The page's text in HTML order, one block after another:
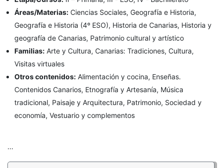
Áreas/Materias: Ciencias Sociales, Geografía e Historia,
Geografía e Historia (4º ESO), Historia de Canarias, Historia y
geografía de Canarias, Patrimonio cultural y artístico
Familias: Arte y Cultura, Canarias: Tradiciones, Cultura,
Visitas virtuales
Otros contenidos: Alimentación y cocina, Enseñas.
Contenidos Canarios, Etnografía y Artesanía, Música
tradicional, Paisaje y Arquitectura, Patrimonio, Sociedad y
economía, Vestuario y complementos
...